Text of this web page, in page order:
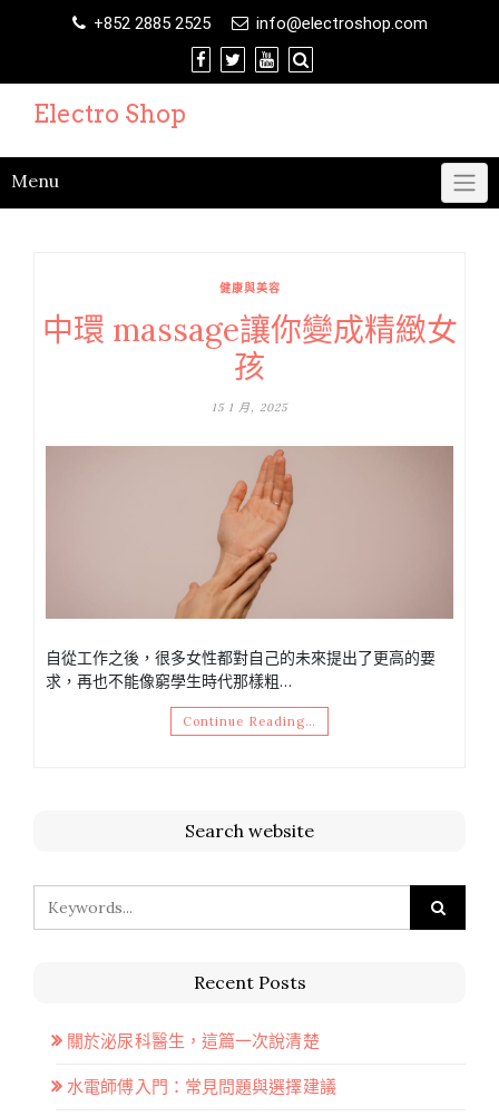
+852 2885 2525 info@electroshop.com
Electro Shop
Menu
健康與美容
中環 massage讓你變成精緻女
孩
15 1 月, 2025
自從工作之後，很多女性都對自己的未來提出了更高的要
求，再也不能像窮學生時代那樣粗…
Continue Reading…
Search website
Recent Posts
關於泌尿科醫生，這篇一次說清楚
水電師傅入門：常見問題與選擇建議